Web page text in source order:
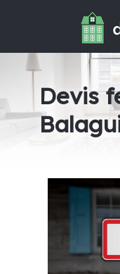
Devis